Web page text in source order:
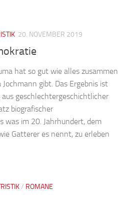
20. NOVEMBER 2019
hat so gut wie alles zusammen
gibt. Das Ergebnis ist
geschlechtergeschichtlicher
biografischer
was im 20. Jahrhundert, dem
Gatterer es nennt, zu erleben
/ ROMANE